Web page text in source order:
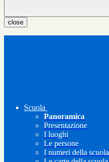
close
Scuola
Panoramica
Presentazione
I luoghi
Le persone
I numeri della scuola